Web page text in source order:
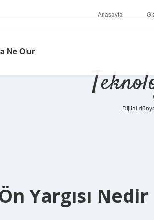
Anasayfa
Dijital
Yargısı Nedir
Ne Olur